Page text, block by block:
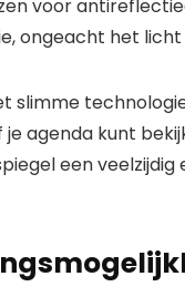
voor
ongeacht het licht
slimme
agenda kunt
een